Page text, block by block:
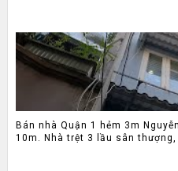
Bán nhà Quận 1 hẻm 3m
10m. Nhà trệt 3 lầu sân